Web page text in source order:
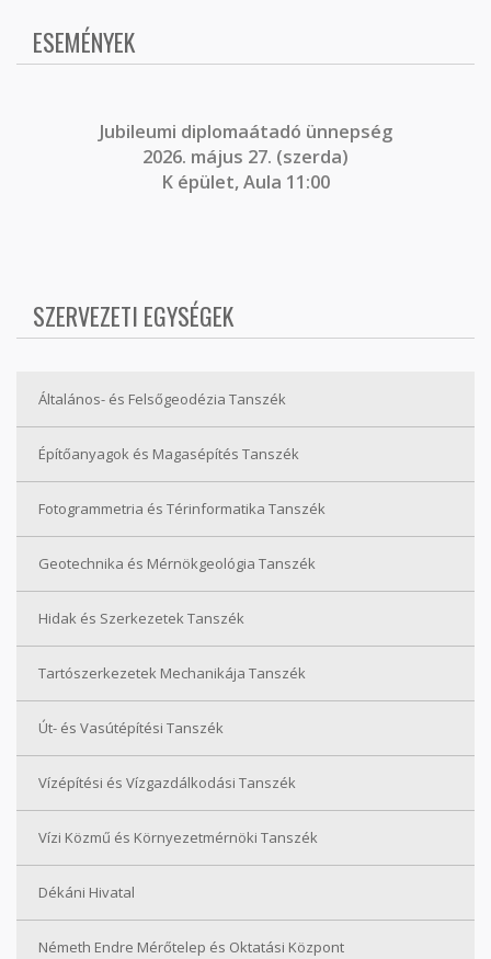
ESEMÉNYEK
Jubileumi diplomaátadó ünnepség
2026. május 27. (szerda)
K épület, Aula 11:00
SZERVEZETI EGYSÉGEK
Általános- és Felsőgeodézia Tanszék
Építőanyagok és Magasépítés Tanszék
Fotogrammetria és Térinformatika Tanszék
Geotechnika és Mérnökgeológia Tanszék
Hidak és Szerkezetek Tanszék
Tartószerkezetek Mechanikája Tanszék
Út- és Vasútépítési Tanszék
Vízépítési és Vízgazdálkodási Tanszék
Vízi Közmű és Környezetmérnöki Tanszék
Dékáni Hivatal
Németh Endre Mérőtelep és Oktatási Központ